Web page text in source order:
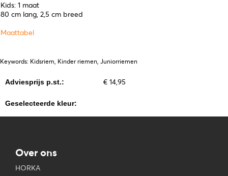
Kids: 1 maat
80 cm lang, 2,5 cm breed
Maattabel
Keywords: Kidsriem, Kinder riemen, Juniorriemen
Adviesprijs p.st.: € 14,95
Geselecteerde kleur:
Over ons
HORKA